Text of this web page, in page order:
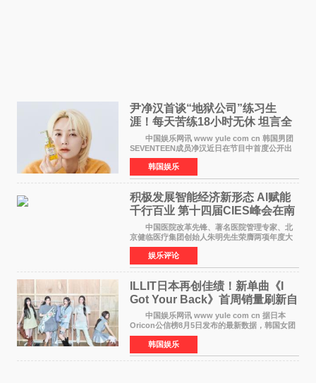
尹净汉首谈“地狱公司”练习生
涯！每天苦练18小时无休 坦言全
靠成员撑过来
中国娱乐网讯 www yule com cn 韩国男团
SEVENTEEN成员净汉近日在节目中首度公开出
道前的残酷练习生经历，并提及经纪公司Pledis
娱乐，引发广泛关注。 在8月2日播出的日本
TBS综艺节目《周
韩国娱乐
积极发展智能经济新形态 Al赋能
千行百业 第十四届CIES峰会在南
京盛大召开
中国医院改革先锋、著名医院管理专家、北
京健临医疗集团创始人朱明先生荣膺两项年度大
奖 2026年7月31日，盛夏金陵，长江之畔，
以重落地·真务实·强链接为主题的2026&lsquo;人
工智能+&rsquo
娱乐评论
ILLIT日本再创佳绩！新单曲《I
Got Your Back》首周销量刷新自
身纪录
中国娱乐网讯 www yule com cn 据日本
Oricon公信榜8月5日发布的最新数据，韩国女团
ILLIT在日本发行的第二张单曲《I Got Your
Back》首周销量达到71,009张，成功跻身最新一
期周单曲排行
韩国娱乐